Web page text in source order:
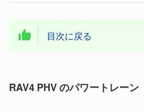
目次に戻る
RAV4 PHV のパワートレーン